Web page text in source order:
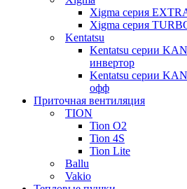
Xigma серия
Xigma серия
Kentatsu
Kentatsu серии
инвертор
Kentatsu серии
офф
Приточная вентиляция
TION
Tion O2
Tion 4S
Tion Lite
Ballu
Vakio